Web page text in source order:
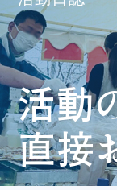
活動
直接